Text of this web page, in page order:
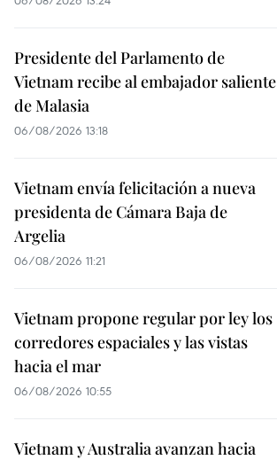
Presidente del Parlamento de
Vietnam recibe al embajador saliente
de Malasia
06/08/2026 13:18
Vietnam envía felicitación a nueva
presidenta de Cámara Baja de
Argelia
06/08/2026 11:21
Vietnam propone regular por ley los
corredores espaciales y las vistas
hacia el mar
06/08/2026 10:55
Vietnam y Australia avanzan hacia